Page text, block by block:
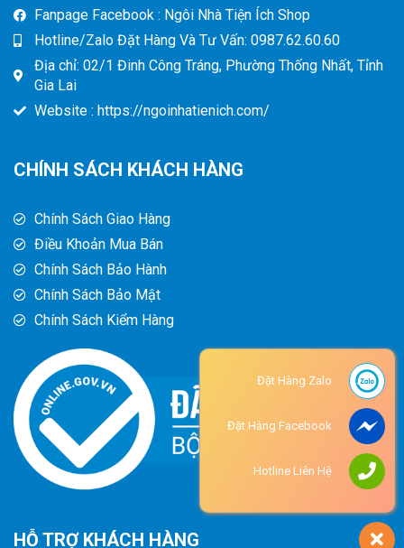
Fanpage Facebook : Ngôi Nhà Tiện Ích Shop
Hotline/Zalo Đặt Hàng Và Tư Vấn: 0987.62.60.60
Địa chỉ: 02/1 Đinh Công Tráng, Phường Thống Nhất, Tỉnh
Gia Lai
Website : https://ngoinhatienich.com/
CHÍNH SÁCH KHÁCH HÀNG
Chính Sách Giao Hàng
Điều Khoản Mua Bán
Chính Sách Bảo Hành
Chính Sách Bảo Mật
Chính Sách Kiểm Hàng
HỖ TRỢ KHÁCH HÀNG
Đặt Hàng Zalo
Đặt Hàng Facebook
Hotline Liên Hệ